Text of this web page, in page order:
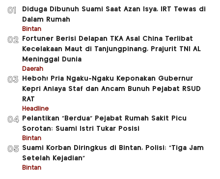
01
Diduga Dibunuh Suami Saat Azan Isya, IRT Tewas di
Dalam Rumah
Bintan
02
Fortuner Berisi Delapan TKA Asal China Terlibat
Kecelakaan Maut di Tanjungpinang, Prajurit TNI AL
Meninggal Dunia
Daerah
03
Heboh! Pria Ngaku-Ngaku Keponakan Gubernur
Kepri Aniaya Staf dan Ancam Bunuh Pejabat RSUD
RAT
Headline
04
Pelantikan “Berdua” Pejabat Rumah Sakit Picu
Sorotan: Suami Istri Tukar Posisi
Bintan
05 Suami Korban Diringkus di Bintan, Polisi: “Tiga Jam
Setelah Kejadian”
Bintan